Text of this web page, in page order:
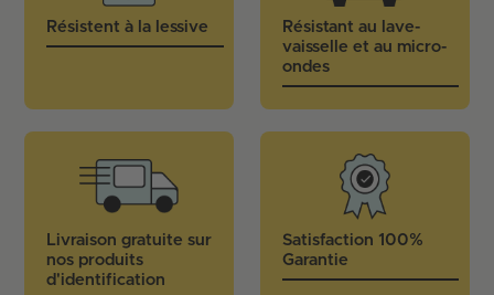
Résistent à la lessive
Résistant au lave-
vaisselle et au micro-
ondes
Livraison gratuite sur
nos produits
d'identification
Satisfaction 100%
Garantie